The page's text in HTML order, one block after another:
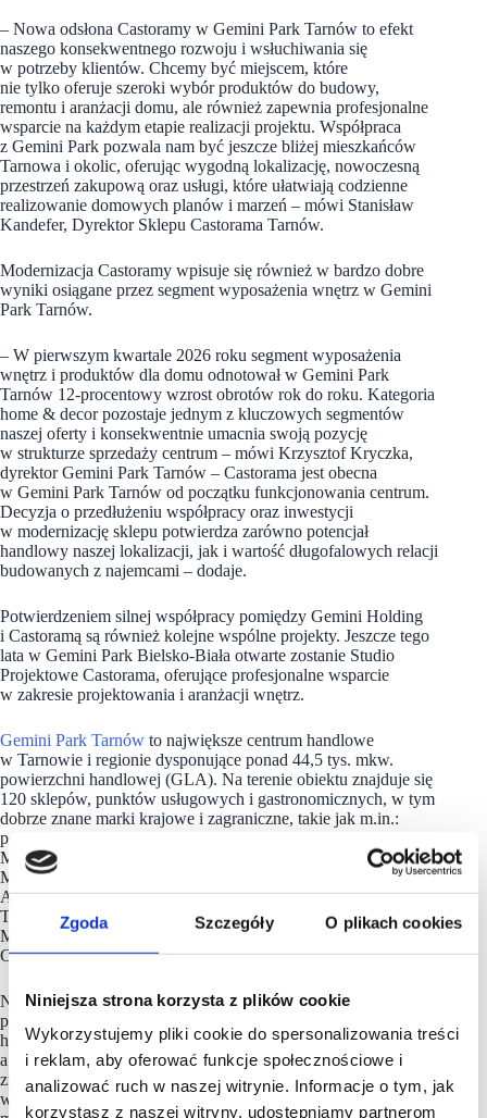
Zgoda Szczegóły O plikach cookies
Niniejsza strona korzysta z plików cookie
Wykorzystujemy pliki cookie do spersonalizowania treści
i reklam, aby oferować funkcje społecznościowe i
analizować ruch w naszej witrynie. Informacje o tym, jak
korzystasz z naszej witryny, udostępniamy partnerom
– Nowa odsłona Castoramy w Gemini Park Tarnów to efekt
naszego konsekwentnego rozwoju i wsłuchiwania się
w potrzeby klientów. Chcemy być miejscem, które
nie tylko oferuje szeroki wybór produktów do budowy,
remontu i aranżacji domu, ale również zapewnia profesjonalne
wsparcie na każdym etapie realizacji projektu. Współpraca
z Gemini Park pozwala nam być jeszcze bliżej mieszkańców
Tarnowa i okolic, oferując wygodną lokalizację, nowoczesną
przestrzeń zakupową oraz usługi, które ułatwiają codzienne
realizowanie domowych planów i marzeń – mówi Stanisław
Kandefer, Dyrektor Sklepu Castorama Tarnów.
Modernizacja Castoramy wpisuje się również w bardzo dobre
wyniki osiągane przez segment wyposażenia wnętrz w Gemini
Park Tarnów.
– W pierwszym kwartale 2026 roku segment wyposażenia
wnętrz i produktów dla domu odnotował w Gemini Park
Tarnów 12-procentowy wzrost obrotów rok do roku. Kategoria
home & decor pozostaje jednym z kluczowych segmentów
naszej oferty i konsekwentnie umacnia swoją pozycję
w strukturze sprzedaży centrum – mówi Krzysztof Kryczka,
dyrektor Gemini Park Tarnów – Castorama jest obecna
w Gemini Park Tarnów od początku funkcjonowania centrum.
Decyzja o przedłużeniu współpracy oraz inwestycji
w modernizację sklepu potwierdza zarówno potencjał
handlowy naszej lokalizacji, jak i wartość długofalowych relacji
budowanych z najemcami – dodaje.
Potwierdzeniem silnej współpracy pomiędzy Gemini Holding
i Castoramą są również kolejne wspólne projekty. Jeszcze tego
lata w Gemini Park Bielsko-Biała otwarte zostanie Studio
Projektowe Castorama, oferujące profesjonalne wsparcie
w zakresie projektowania i aranżacji wnętrz.
Gemini Park Tarnów to największe centrum handlowe
w Tarnowie i regionie dysponujące ponad 44,5 tys. mkw.
powierzchni handlowej (GLA). Na terenie obiektu znajduje się
120 sklepów, punktów usługowych i gastronomicznych, w tym
dobrze znane marki krajowe i zagraniczne, takie jak m.in.:
portfolio marek LPP (Reserved, Mohito, Cropp, House), TK
Maxx, Calzedonia, HalfPrice, Intimissimi, OCHNIK,
Medicine, Martes Sport, Sizeer, CCC, Deichmann, 4F, Empik,
Apart, Swiss, Wittchen, iSpot, Homla, Douglas, Rituals,
Terranova, KFC, home&you, Jysk, Castorama oraz Media
Markt. W centrum handlowym działa także hipermarket
Carrefour.
Na terenie Gemini Park Tarnów aktywnie działają także lokalni
przedsiębiorcy rozwijający tutaj swoje biznesy. Centrum
handlowe jest świetnie zlokalizowane i skomunikowane,
a także posiada ponad 1100 miejsc parkingowych dla
zmotoryzowanych klientów. Gemini aktywnie angażuje się
w inicjatywy społeczne, edukacyjne i kulturalne, wspierając